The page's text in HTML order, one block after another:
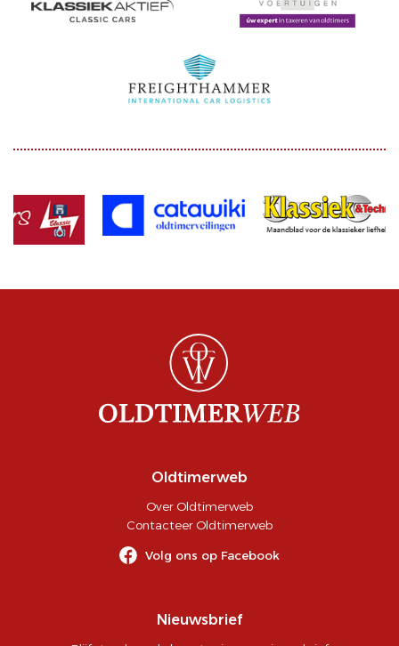
Oldtimerweb
Over Oldtimerweb
Contacteer Oldtimerweb
Volg ons op Facebook
Nieuwsbrief